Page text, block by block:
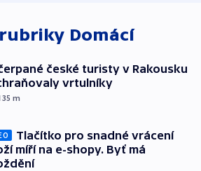
Domácí
české turisty v Rakousku
vrtulníky
m
Tlačítko pro snadné vrácení
míří na e-shopy. Byť má